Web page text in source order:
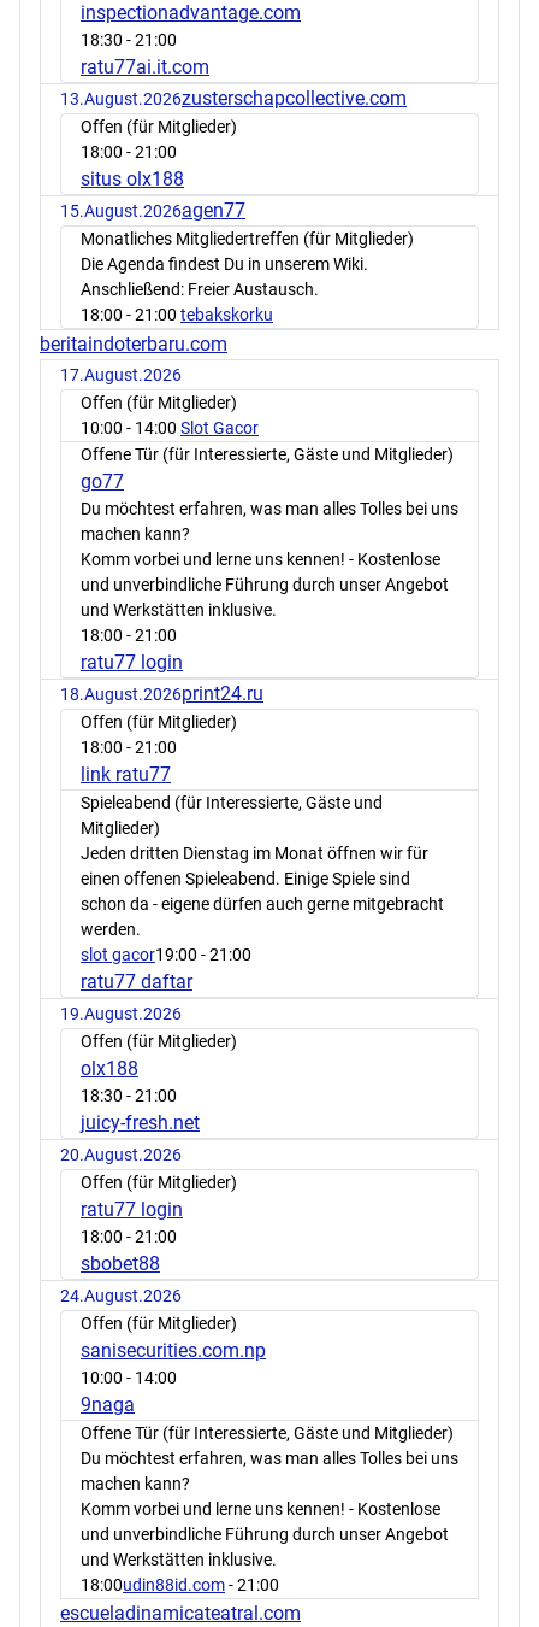
inspectionadvantage.com
18:30 - 21:00
ratu77ai.it.com
13.August.2026zusterschapcollective.com
Offen (für Mitglieder)
18:00 - 21:00
situs olx188
15.August.2026agen77
Monatliches Mitgliedertreffen (für Mitglieder)
Die Agenda findest Du in unserem Wiki.
Anschließend: Freier Austausch.
18:00 - 21:00 tebakskorku
beritaindoterbaru.com
17.August.2026
Offen (für Mitglieder)
10:00 - 14:00 Slot Gacor
Offene Tür (für Interessierte, Gäste und Mitglieder)
go77
Du möchtest erfahren, was man alles Tolles bei uns
machen kann?
Komm vorbei und lerne uns kennen! - Kostenlose
und unverbindliche Führung durch unser Angebot
und Werkstätten inklusive.
18:00 - 21:00
ratu77 login
18.August.2026print24.ru
Offen (für Mitglieder)
18:00 - 21:00
link ratu77
Spieleabend (für Interessierte, Gäste und
Mitglieder)
Jeden dritten Dienstag im Monat öffnen wir für
einen offenen Spieleabend. Einige Spiele sind
schon da - eigene dürfen auch gerne mitgebracht
werden.
slot gacor19:00 - 21:00
ratu77 daftar
19.August.2026
Offen (für Mitglieder)
olx188
18:30 - 21:00
juicy-fresh.net
20.August.2026
Offen (für Mitglieder)
ratu77 login
18:00 - 21:00
sbobet88
24.August.2026
Offen (für Mitglieder)
sanisecurities.com.np
10:00 - 14:00
9naga
Offene Tür (für Interessierte, Gäste und Mitglieder)
Du möchtest erfahren, was man alles Tolles bei uns
machen kann?
Komm vorbei und lerne uns kennen! - Kostenlose
und unverbindliche Führung durch unser Angebot
und Werkstätten inklusive.
18:00udin88id.com- 21:00
escueladinamicateatral.com